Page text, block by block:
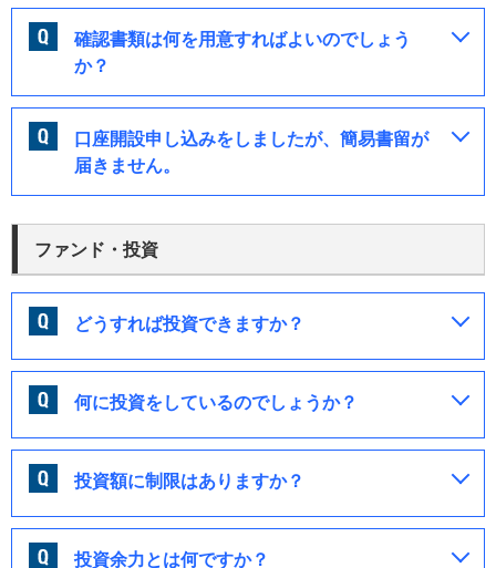
確認書類は何を用意すればよいのでしょう
か？
口座開設申し込みをしましたが、簡易書留が
届きません。
ファンド・投資
どうすれば投資できますか？
何に投資をしているのでしょうか？
投資額に制限はありますか？
投資余力とは何ですか？